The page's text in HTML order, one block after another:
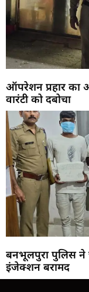
ऑपरेशन प्रहार का
वारंटी को दबोचा
बनभूलपुरा पुलिस ने
इंजेक्शन बरामद